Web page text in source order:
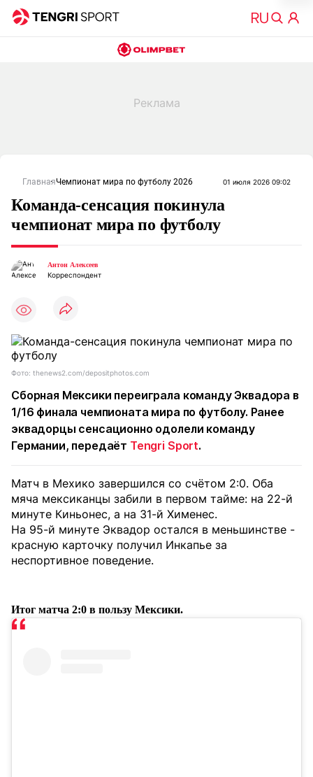
ГлавнаяЧемпионат мира по футболу 2026 01 июля 2026 09:02
Команда-сенсация покинула
чемпионат мира по футболу
Антон Алексеев
Корреспондент
Фото: thenews2.com/depositphotos.com
Сборная Мексики переиграла команду Эквадора в
1/16 финала чемпионата мира по футболу. Ранее
эквадорцы сенсационно одолели команду
Германии, передаёт Tengri Sport.
Матч в Мехико завершился со счётом 2:0. Оба
мяча мексиканцы забили в первом тайме: на 22-й
минуте Киньонес, а на 31-й Хименес.
На 95-й минуте Эквадор остался в меньшинстве -
красную карточку получил Инкапье за
неспортивное поведение.
Итог матча 2:0 в пользу Мексики.